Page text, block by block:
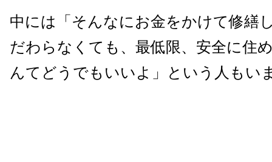
中には「そんなにお金をかけて修繕
だわらなくても、最低限、安全に住
んてどうでもいいよ」という人もい